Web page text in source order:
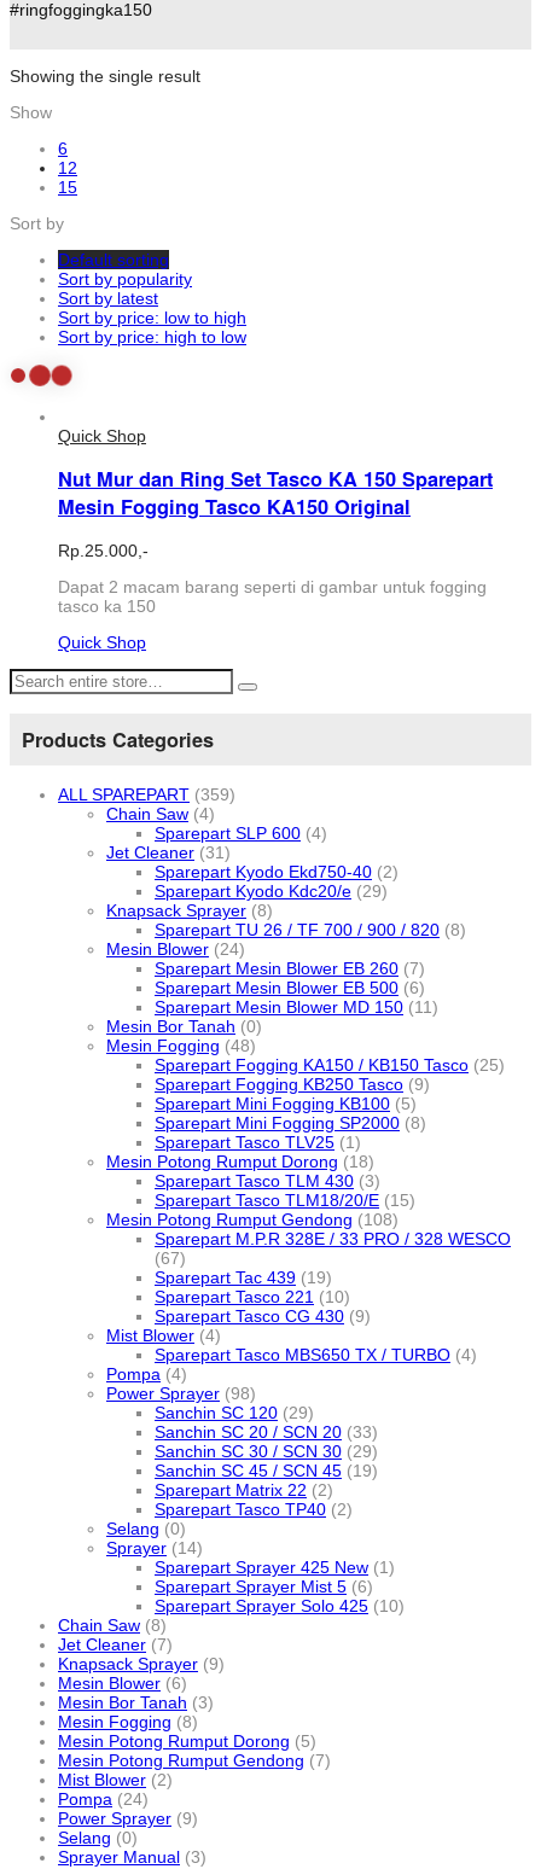
#ringfoggingka150
Showing the single result
Show
6
12
15
Sort by
Default sorting
Sort by popularity
Sort by latest
Sort by price: low to high
Sort by price: high to low
Quick Shop
Nut Mur dan Ring Set Tasco KA 150 Sparepart
Mesin Fogging Tasco KA150 Original
Rp. 25.000,-
Dapat 2 macam barang seperti di gambar untuk fogging
tasco ka 150
Quick Shop
Products Categories
ALL SPAREPART (359)
Chain Saw (4)
Sparepart SLP 600 (4)
Jet Cleaner (31)
Sparepart Kyodo Ekd750-40 (2)
Sparepart Kyodo Kdc20/e (29)
Knapsack Sprayer (8)
Sparepart TU 26 / TF 700 / 900 / 820 (8)
Mesin Blower (24)
Sparepart Mesin Blower EB 260 (7)
Sparepart Mesin Blower EB 500 (6)
Sparepart Mesin Blower MD 150 (11)
Mesin Bor Tanah (0)
Mesin Fogging (48)
Sparepart Fogging KA150 / KB150 Tasco (25)
Sparepart Fogging KB250 Tasco (9)
Sparepart Mini Fogging KB100 (5)
Sparepart Mini Fogging SP2000 (8)
Sparepart Tasco TLV25 (1)
Mesin Potong Rumput Dorong (18)
Sparepart Tasco TLM 430 (3)
Sparepart Tasco TLM18/20/E (15)
Mesin Potong Rumput Gendong (108)
Sparepart M.P.R 328E / 33 PRO / 328 WESCO
(67)
Sparepart Tac 439 (19)
Sparepart Tasco 221 (10)
Sparepart Tasco CG 430 (9)
Mist Blower (4)
Sparepart Tasco MBS650 TX / TURBO (4)
Pompa (4)
Power Sprayer (98)
Sanchin SC 120 (29)
Sanchin SC 20 / SCN 20 (33)
Sanchin SC 30 / SCN 30 (29)
Sanchin SC 45 / SCN 45 (19)
Sparepart Matrix 22 (2)
Sparepart Tasco TP40 (2)
Selang (0)
Sprayer (14)
Sparepart Sprayer 425 New (1)
Sparepart Sprayer Mist 5 (6)
Sparepart Sprayer Solo 425 (10)
Chain Saw (8)
Jet Cleaner (7)
Knapsack Sprayer (9)
Mesin Blower (6)
Mesin Bor Tanah (3)
Mesin Fogging (8)
Mesin Potong Rumput Dorong (5)
Mesin Potong Rumput Gendong (7)
Mist Blower (2)
Pompa (24)
Power Sprayer (9)
Selang (0)
Sprayer Manual (3)